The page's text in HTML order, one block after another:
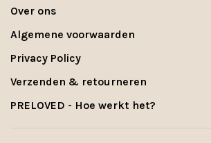
Over ons
Algemene voorwaarden
Privacy Policy
Verzenden & retourneren
PRELOVED - Hoe werkt het?